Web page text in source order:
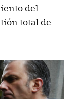
del
total de